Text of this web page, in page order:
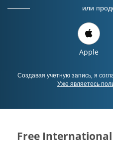
или
Apple
Создавая учетную запись, я
Уже являетесь
Free International